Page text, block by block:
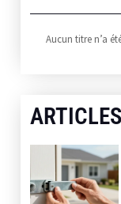
Aucun titre n’a